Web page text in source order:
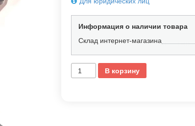
Информация о наличии товара
Склад интернет-магазина
В корзину